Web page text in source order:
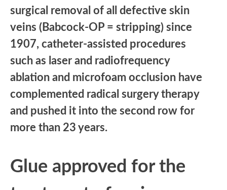
surgical removal of all defective skin
veins (Babcock-OP = stripping) since
1907, catheter-assisted procedures
such as laser and radiofrequency
ablation and microfoam occlusion have
complemented radical surgery therapy
and pushed it into the second row for
more than 23 years.
Glue approved for the